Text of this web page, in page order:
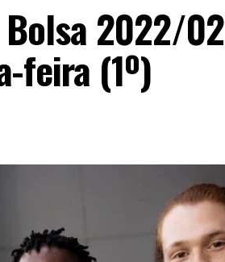
2022/02
feira (1º)